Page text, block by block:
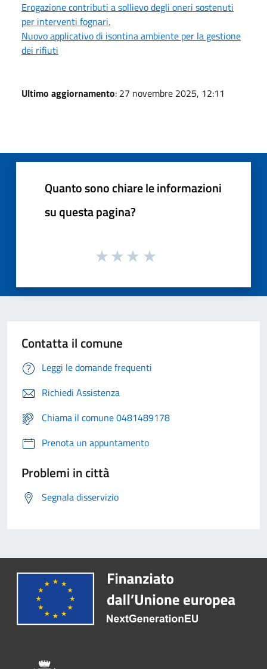
Erogazione contributi a sollievo degli oneri sostenuti
per interventi fognari.
Nuovo applicativo di isontina ambiente per la gestione
dei rifiuti
Ultimo aggiornamento: 27 novembre 2025, 12:11
Quanto sono chiare le informazioni
su questa pagina?
Contatta il comune
Leggi le domande frequenti
Richiedi Assistenza
Chiama il comune 0481489178
Prenota un appuntamento
Problemi in città
Segnala disservizio